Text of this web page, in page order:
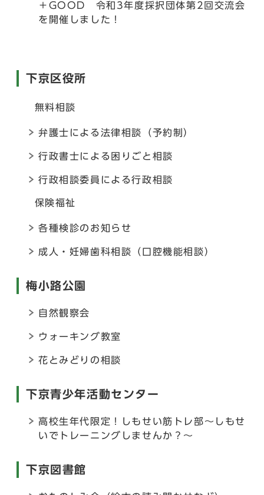
＋GOOD 令和3年度採択団体第2回交流会
を開催しました！
下京区役所
無料相談
弁護士による法律相談（予約制）
行政書士による困りごと相談
行政相談委員による行政相談
保険福祉
各種検診のお知らせ
成人・妊婦歯科相談（口腔機能相談）
梅小路公園
自然観察会
ウォーキング教室
花とみどりの相談
下京青少年活動センター
高校生年代限定！しもせい筋トレ部～しもせ
いでトレーニングしませんか？～
下京図書館